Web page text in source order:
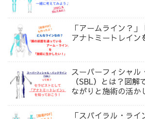
「アームライン？」
アナトミートレイン
スーパーフィシャル
（SBL）とは？図解
ながりと施術の活か
「スパイラル・ラ